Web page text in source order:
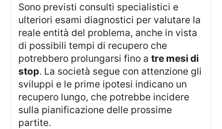
Sono previsti consulti specialistici e
ulteriori esami diagnostici per valutare la
reale entità del problema, anche in vista
di possibili tempi di recupero che
potrebbero prolungarsi fino atre mesi di
stop. La società segue con attenzione gli
sviluppi e le prime ipotesi indicano un
recupero lungo, che potrebbe incidere
sulla pianificazione delle prossime
partite.